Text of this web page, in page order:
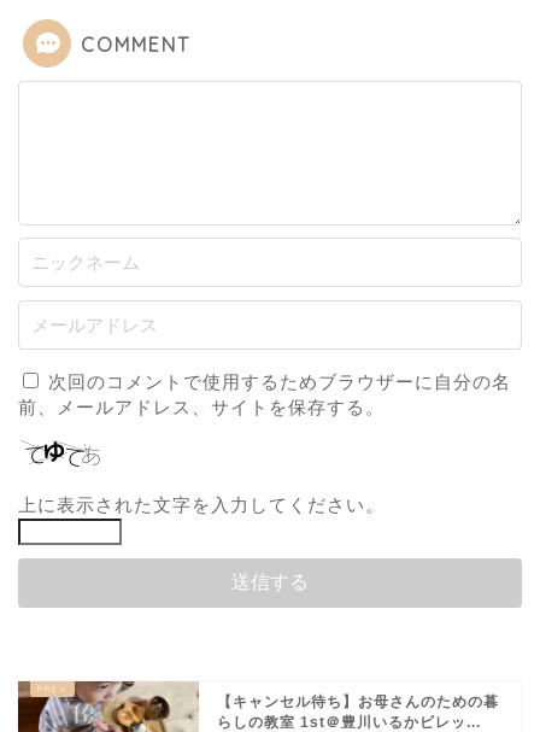
COMMENT
次回のコメントで使用するためブラウザーに自分の名
前、メールアドレス、サイトを保存する。
上に表示された文字を入力してください。
【キャンセル待ち】お母さんのための暮
らしの教室 1st＠豊川いるかビレッ...